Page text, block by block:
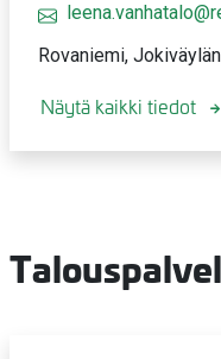
Rovaniemi,
Näytä kaikki tiedot